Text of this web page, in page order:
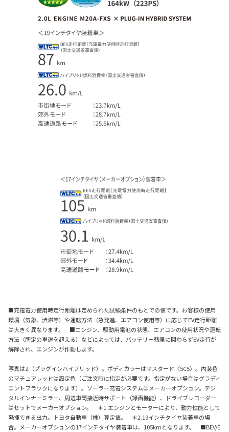
■充電電力使用時走行距離は定められた試験条件のもとでの値です。お客様の使用
環境（気象、渋滞等）や運転方法（急発進、エアコン使用等）に応じてEV走行距離
は大きく異なります。 ■エンジン、駆動用電池の状態、エアコンの使用状況や運転
方法（所定の車速を超える）などによっては、バッテリー残量に関わらずEV走行が
解除され、エンジンが作動します。
写真はZ（プラグインハイブリッド）。ボディカラーはマスタード〈5C5〉。内装色
のマチュアレッドは設定色（ご注文時に指定が必要です。指定がない場合はグラディ
エントブラックになります）。ソーラー充電システムはメーカーオプション。デジ
タルインナーミラー、周辺車両接近時サポート（録画機能）、ドライブレコーダー
はセットでメーカーオプション。 ＊1.エンジンとモーターにより、動力性能として
発揮できる出力。トヨタ自動車（株）算定値。 ＊2.19インチタイヤ装着車の場
合。メーカーオプションの17インチタイヤ装着車は、105kmとなります。 ■BEV/E